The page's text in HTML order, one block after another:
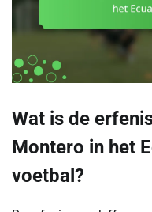
Wat is de
Montero in het
voetbal?